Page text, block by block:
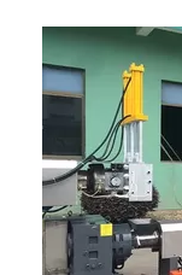
DO
SITE
PRIVACY
POLICY